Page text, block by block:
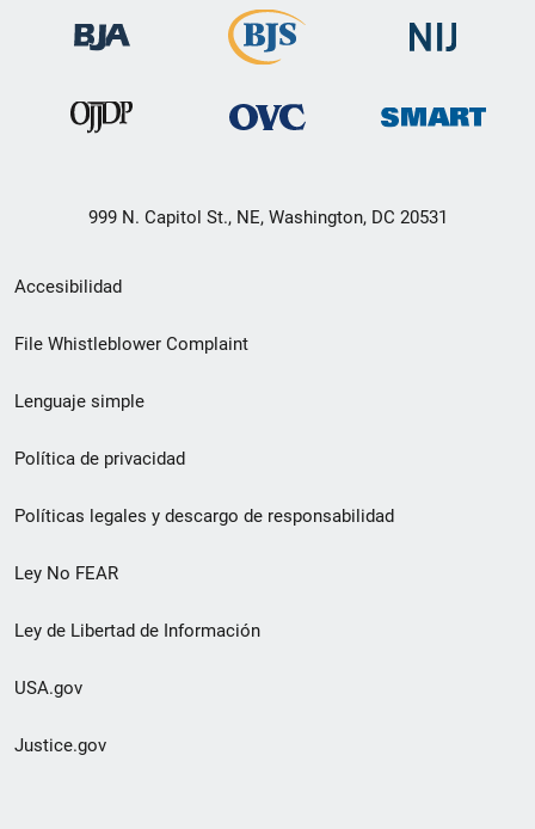
999 N. Capitol St., NE, Washington, DC 20531
Menú
de
de
pie
de
página
Accesibilidad
File Whistleblower Complaint
Lenguaje simple
Política de privacidad
Políticas legales y descargo de responsabilidad
Ley No FEAR
Ley de Libertad de Información
USA.gov
Justice.gov